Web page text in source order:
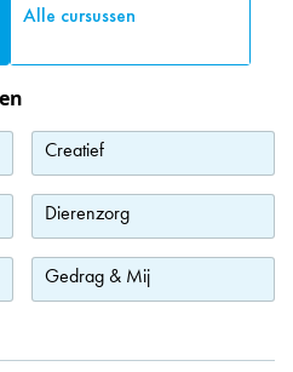
Alle cursussen
Creatief
Dierenzorg
Gedrag & Mij